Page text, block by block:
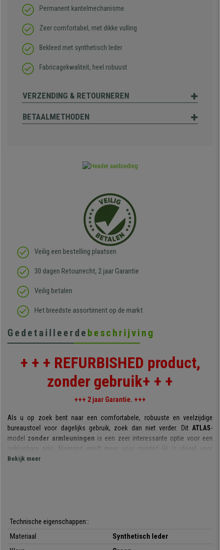
Permanent kantelmechanisme
Zeer comfortabel, met dikke vulling
Bekleed met synthetisch leder
Fabricagekwaliteit, heel robuust
VERZENDING & RETOURNEREN
BETAALMETHODEN
Veilig een bestelling plaatsen
30 dagen Retourrecht, 2 jaar Garantie
Veilig betalen
Het breedste assortiment op de markt
Gedetailleerde beschrijving
+ + + REFURBISHED product,
zonder gebruik+ + +
+++ 2 jaar Garantie. +++
Als u op zoek bent naar een comfortabele, robuuste en veelzijdige
bureaustoel voor dagelijks gebruik, zoek dan niet verder. Dit ATLAS-
model zonder armleuningen is een zeer interessante optie voor een
onklopbare prijs. Niemand geeft meer voor minder! Hij is ideaal voor
zowel thuis- als op kantoor, een echte
Derugleuning heeft een dikke vulling en is ergonomisch gevormd
De vulling heeft de
perfecte dichtheid:zachtvoor een comfortabel
gevoel, maar tegelijkertijd
om vermoeidheid te voorkomen en een
Bekijk meer
Technische eigenschappen::
Materiaal
Synthetisch leder